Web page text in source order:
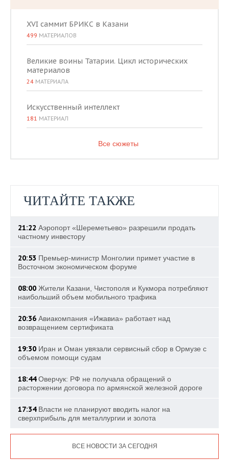
XVI саммит БРИКС в Казани
499 МАТЕРИАЛОВ
Великие воины Татарии. Цикл исторических
материалов
24 МАТЕРИАЛА
Искусственный интеллект
181 МАТЕРИАЛ
Все сюжеты
ЧИТАЙТЕ ТАКЖЕ
21:22 Аэропорт «Шереметьево» разрешили продать
частному инвестору
20:53 Премьер-министр Монголии примет участие в
Восточном экономическом форуме
08:00 Жители Казани, Чистополя и Кукмора потребляют
наибольший объем мобильного трафика
20:36 Авиакомпания «Ижавиа» работает над
возвращением сертификата
19:30 Иран и Оман увязали сервисный сбор в Ормузе с
объемом помощи судам
18:44Оверчук: РФ не получала обращений о
расторжении договора по армянской железной дороге
17:34Власти не планируют вводить налог на
сверхприбыль для металлургии и золота
ВСЕ НОВОСТИ ЗА СЕГОДНЯ